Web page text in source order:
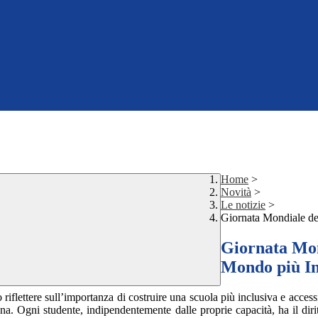
Home >
Novità >
Le notizie >
Giornata Mondiale
Giornata
Mondo più
sull’importanza di costruire una scuola più inclusiva e
Ogni studente, indipendentemente dalle proprie capacità, ha il